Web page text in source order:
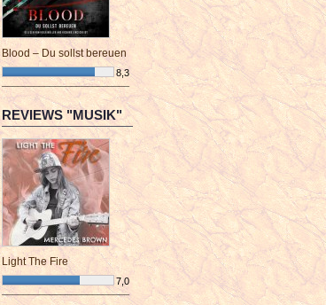
Blood – Du sollst bereuen
8,3
¯¯¯¯¯¯¯¯¯¯¯¯¯¯¯¯¯¯¯¯¯¯¯¯
REVIEWS "MUSIK"
Light The Fire
7,0
¯¯¯¯¯¯¯¯¯¯¯¯¯¯¯¯¯¯¯¯¯¯¯¯